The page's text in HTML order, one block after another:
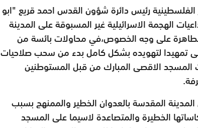
الفلسطينية رئيس دائرة شؤون القدس احمد قريع "ابو
الهجمة الاسرائيلية غير المسبوقة على المدينة
على وجه الخصوص،في محاولات بائسة من
تمهيدا لتهويده بشكل كامل بدء من سحب صلاحيات
المسجد الاقصى المبارك من قبل المستوطنين
المقدسة بالعدوان الخطير والممنهج بسبب
الخطيرة والمتصاعدة لاسيما على المسجد